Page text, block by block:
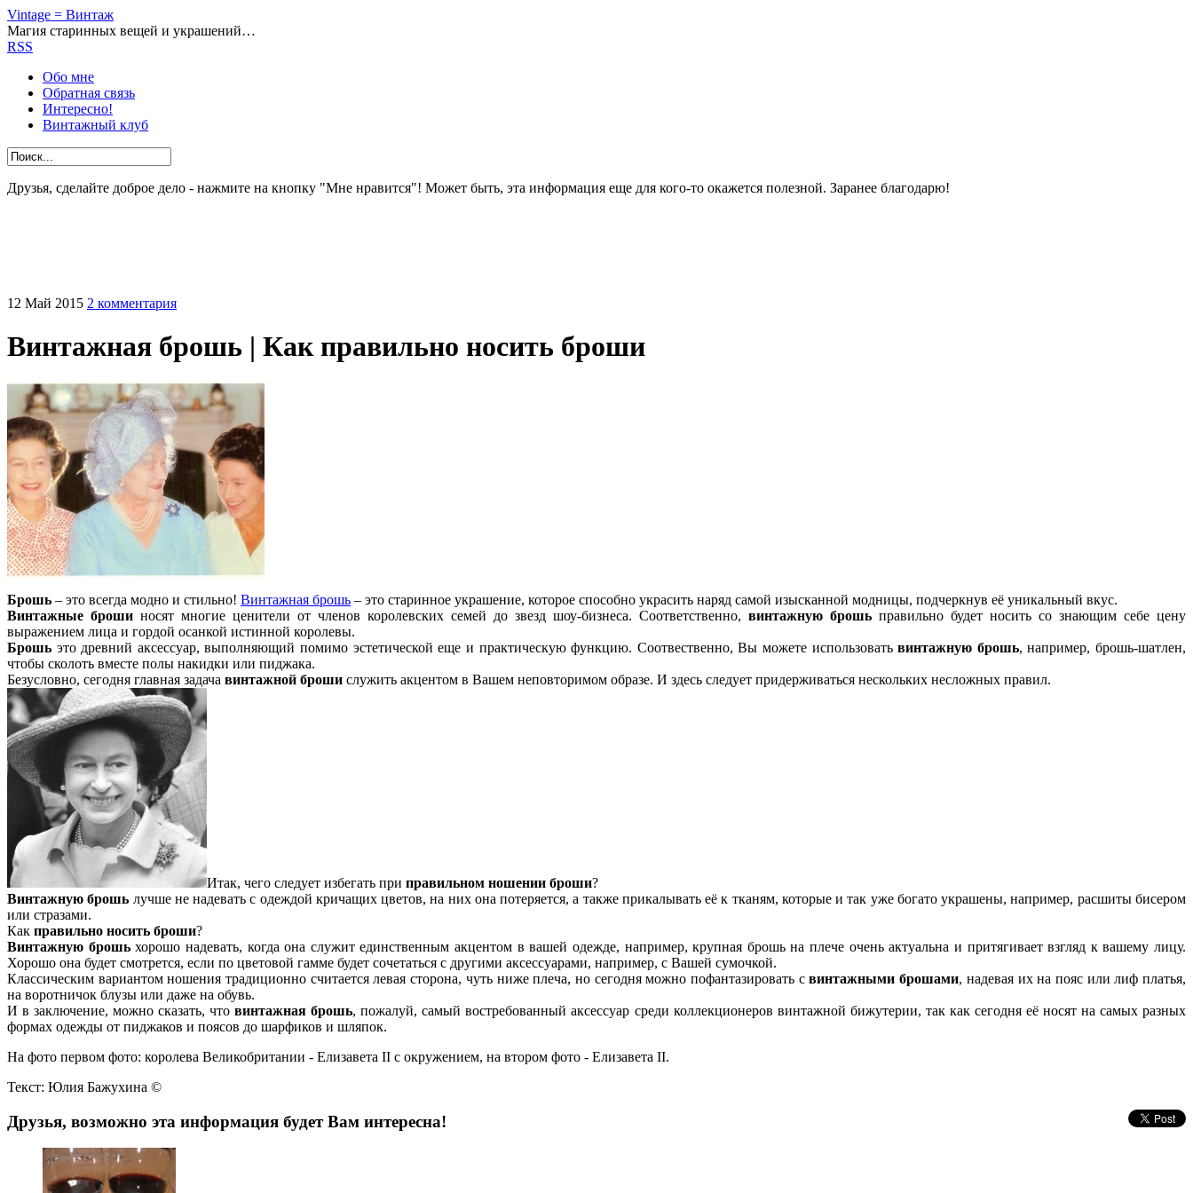
Vintage = Винтаж
Магия старинных вещей и украшений…
RSS
Обо мне
Обратная связь
Интересно!
Винтажный клуб
Друзья, сделайте доброе дело - нажмите на кнопку "Мне нравится"! Может быть, эта информация еще для кого-то окажется полезной. Заранее благодарю!
12 Май 2015 2 комментария
Винтажная брошь | Как правильно носить броши
Брошь – это всегда модно и стильно! Винтажная брошь – это старинное украшение, которое способно украсить наряд самой изысканной модницы, подчеркнув её уникальный вкус.
Винтажные броши носят многие ценители от членов королевских семей до звезд шоу-бизнеса. Соответственно, винтажную брошь правильно будет носить со знающим себе цену
выражением лица и гордой осанкой истинной королевы.
Брошь это древний аксессуар, выполняющий помимо эстетической еще и практическую функцию. Соотвественно, Вы можете использоватьвинтажную брошь, например, брошь-шатлен,
чтобы сколоть вместе полы накидки или пиджака.
Безусловно, сегодня главная задача винтажной броши служить акцентом в Вашем неповторимом образе. И здесь следует придерживаться нескольких несложных правил.
Итак, чего следует избегать при правильном ношении броши?
Винтажную брошь лучше не надевать с одеждой кричащих цветов, на них она потеряется, а также прикалывать её к тканям, которые и так уже богато украшены, например, расшиты бисером
или стразами.
Как правильно носить броши?
Винтажную брошьхорошо надевать, когда она служит единственным акцентом в вашей одежде, например, крупная брошь на плече очень актуальна и притягивает взгляд к вашему лицу.
Хорошо она будет смотрется, если по цветовой гамме будет сочетаться с другими аксессуарами, например, с Вашей сумочкой.
Классическим вариантом ношения традиционно считается левая сторона, чуть ниже плеча, но сегодня можно пофантазировать свинтажными брошами, надевая их на пояс или лиф платья,
на воротничок блузы или даже на обувь.
И в заключение, можно сказать, чтовинтажная брошь, пожалуй, самый востребованный аксессуар среди коллекционеров винтажной бижутерии, так как сегодня её носят на самых разных
формах одежды от пиджаков и поясов до шарфиков и шляпок.
На фото первом фото: королева Великобритании - Елизавета II с окружением, на втором фото - Елизавета II.
Текст: Юлия Бажухина ©
Друзья, возможно эта информация будет Вам интересна!